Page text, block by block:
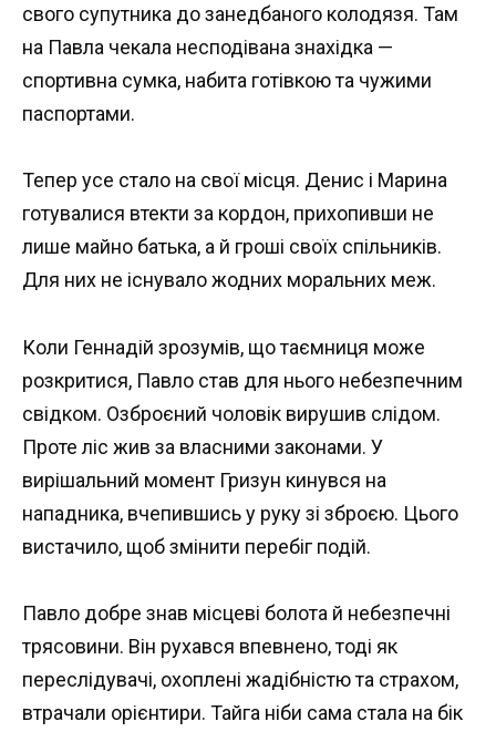
свого супутника до занедбаного колодязя. Там
на Павла чекала несподівана знахідка —
спортивна сумка, набита готівкою та чужими
паспортами.
Тепер усе стало на свої місця. Денис і Марина
готувалися втекти за кордон, прихопивши не
лише майно батька, а й гроші своїх спільників.
Для них не існувало жодних моральних меж.
Коли Геннадій зрозумів, що таємниця може
розкритися, Павло став для нього небезпечним
свідком. Озброєний чоловік вирушив слідом.
Проте ліс жив за власними законами. У
вирішальний момент Гризун кинувся на
нападника, вчепившись у руку зі зброєю. Цього
вистачило, щоб змінити перебіг подій.
Павло добре знав місцеві болота й небезпечні
трясовини. Він рухався впевнено, тоді як
переслідувачі, охоплені жадібністю та страхом,
втрачали орієнтири. Тайга ніби сама стала на бік